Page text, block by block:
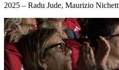
2025 – Radu Jude, Maurizio